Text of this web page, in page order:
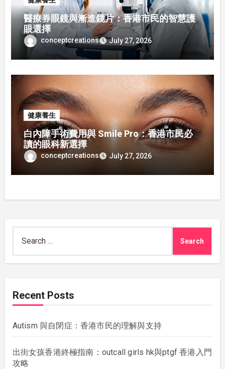
醫療券眼鏡與漸進鏡片：香港市民的智慧護
眼選擇
conceptcreations July 27, 2026
健康養生
白內障手術費用與 Smile Pro：香港市民必
讀的眼科新選擇
conceptcreations July 27, 2026
Recent Posts
Autism 與自閉症：香港市民的理解與支持
出街女孩香港終極指南：outcall girls hk與ptgf 香港入門
攻略